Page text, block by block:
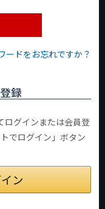
ードをお忘れですか？
録
グインまたは会員登
でログイン」ボタン